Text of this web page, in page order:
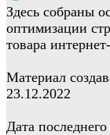
Здесь собраны
оптимизации
товара
Материал
23.12.2022
Дата